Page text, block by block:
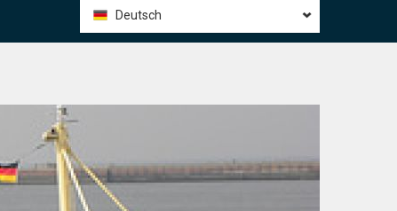
Deutsch